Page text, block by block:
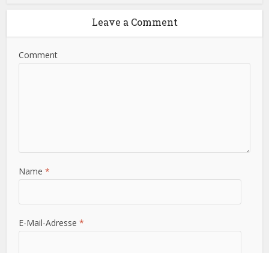
Leave a Comment
Comment
Name*
E-Mail-Adresse*